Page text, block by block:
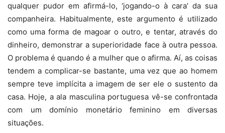
qualquer pudor em afirmá-lo, ‘jogando-o à cara’ da sua
companheira. Habitualmente, este argumento é utilizado
como uma forma de magoar o outro, e tentar, através do
dinheiro, demonstrar a superioridade face à outra pessoa.
O problema é quando é a mulher que o afirma. Aí, as coisas
tendem a complicar-se bastante, uma vez que ao homem
sempre teve implícita a imagem de ser ele o sustento da
casa. Hoje, a ala masculina portuguesa vê-se confrontada
com um domínio monetário feminino em diversas
situações.